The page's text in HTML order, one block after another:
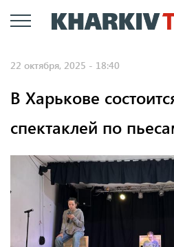
к
22 октября, 2025 - 18:40
В Харькове
спектаклей по